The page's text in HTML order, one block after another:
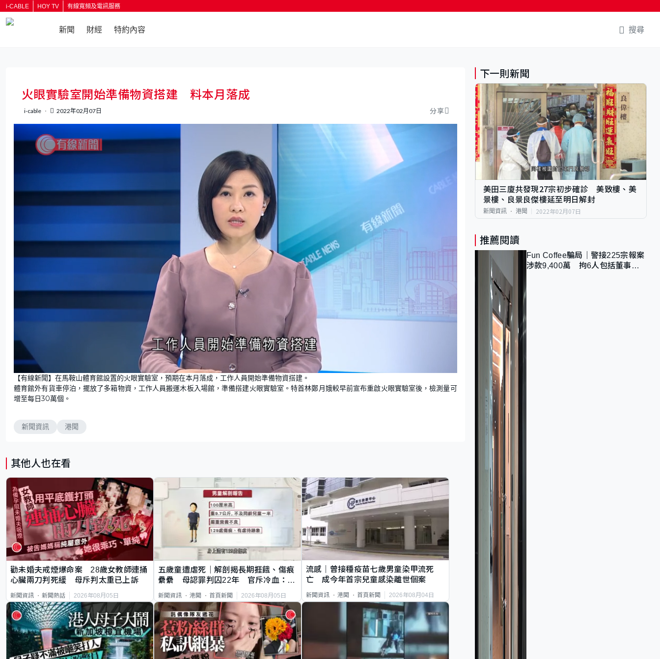
i-CABLE HOY TV 有線寬頻及電訊服務
新聞 財經 特約內容 搜尋
火眼實驗室開始準備物資搭建 料本月落成
i-cable 2022年02月07日 分享
n
m
u
t
e
o
a
d
e
d
【有線新聞】在馬鞍山體育館設置的火眼實驗室，預期在本月落成，工作人員開始準備物資搭建。
體育館外有貨車停泊，擺放了多箱物資，工作人員搬運木板入場館，準備搭建火眼實驗室。特首林鄭月娥較早前宣布重啟火眼實驗室後，檢測量可
增至每日30萬個。
新聞資訊 港聞
其他人也在看
勸未婚夫戒煙爆命案 28歲女教師連捅
心臟兩刀判死緩 母斥判太重已上訴
新聞資訊 新聞熱話 2026年08月05日
五歲童遭虐死｜解剖揭長期捱餓、傷痕
纍纍 母認罪判囚22年 官斥冷血：同
類案最惡劣
新聞資訊 港聞 首頁新聞 2026年08月05日
流感｜曾接種疫苗七歲男童染甲流死
亡 成今年首宗兒童感染離世個案
新聞資訊 港聞 首頁新聞 2026年08月04日
下一則新聞
美田三廈共發現27宗初步確診 美致樓、美
景樓、良景良傑樓延至明日解封
新聞資訊 港聞 2022年02月07日
推薦閱讀
Fun Coffee騙局｜警接225宗報案
涉款9,400萬 拘6人包括董事股